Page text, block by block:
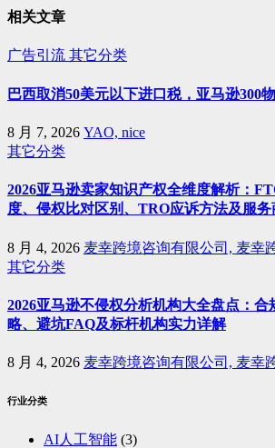
相关文章
广告引流 其它分类
巴西取消50美元以下进口税，亚马逊300
8 月 7, 2026 YAO, nice
其它分类
2026亚马逊卖家知识产权全维度解析：
度、侵权比对区别、TRO应诉方法及服
8 月 4, 2026 麦幸跨境咨询有限公司, 麦幸
其它分类
2026亚马逊不侵权分析机构大全盘点：
略、避坑FAQ及标杆机构实力详解
8 月 4, 2026 麦幸跨境咨询有限公司, 麦幸
行业分类
AI人工智能 (3)